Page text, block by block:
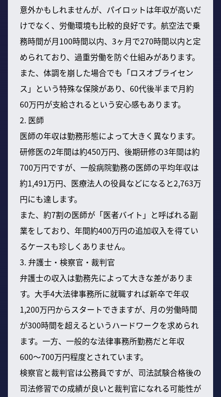
意外かもしれませんが、パイロットは年収が高いだ
けでなく、労働環境も比較的良好です。航空法で乗
務時間が月100時間以内、3ヶ月で270時間以内と定
められており、過重労働を防ぐ仕組みがあります。
また、体調を崩した場合でも「ロスオブライセン
ス」という特殊な保険があり、60代後半まで月約
60万円が支給されるという安心感もあります。
2. 医師
医師の年収は勤務形態によって大きく異なります。
研修医の2年間は約450万円、後期研修の3年間は約
700万円ですが、一般病院勤務の医師の平均年収は
約1,491万円、医療法人の役員などになると2,763万
円にも達します。
また、約7割の医師が「医者バイト」と呼ばれる副
業をしており、年間約400万円の追加収入を得てい
るケースも珍しくありません。
3. 弁護士・検察官・裁判官
弁護士の収入は勤務先によって大きな差がありま
す。大手4大法律事務所に就職すれば新卒で年収
1,200万円からスタートできますが、月の労働時間
が300時間を超えるというハードワークを求められ
ます。一方、一般的な法律事務所勤務だと年収
600〜700万円程度とされています。
検察官と裁判官は公務員ですが、司法試験合格後の
司法修習での成績が良いと裁判官になれる可能性が